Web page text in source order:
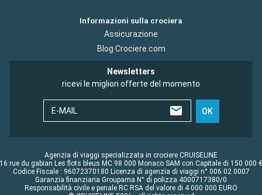
Informazioni sulla crociera
Assicurazione
Blog Crociere.com
Newsletters
ricevi le migliori offerte del momento
E-MAIL OK
Agenzia di viaggi specializzata in crociere CRUISELINE
16 rue du gabian Les flots bleus MC 98 000 Monaco SAM con Capitale di 150 000 €
Codice Fiscale : 96072370180 Licenza di agenzia di viaggi n° 006 02 0007
Garanzia finanziaria Groupama N° di polizza 4000717380/0
Responsabilità civile e penale RC RSA del valore di 4 000 000 EURO